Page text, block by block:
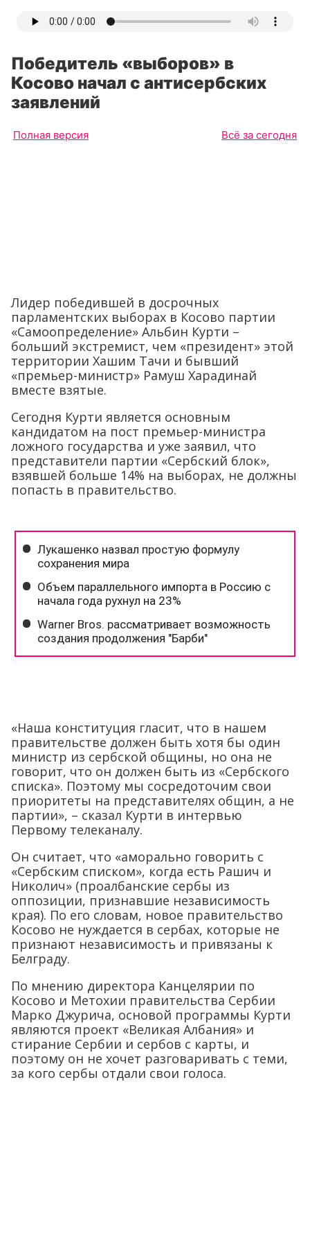
Победитель «выборов» в
Косово начал с антисербских
заявлений
Полная версия Всё за сегодня
Лидер победившей в досрочных
парламентских выборах в Косово партии
«Самоопределение» Альбин Курти –
больший экстремист, чем «президент» этой
территории Хашим Тачи и бывший
«премьер-министр» Рамуш Харадинай
вместе взятые.
Сегодня Курти является основным
кандидатом на пост премьер-министра
ложного государства и уже заявил, что
представители партии «Сербский блок»,
взявшей больше 14% на выборах, не должны
попасть в правительство.
«Наша конституция гласит, что в нашем
правительстве должен быть хотя бы один
министр из сербской общины, но она не
говорит, что он должен быть из «Сербского
списка». Поэтому мы сосредоточим свои
приоритеты на представителях общин, а не
партии», – сказал Курти в интервью
Первому телеканалу.
Он считает, что «аморально говорить с
«Сербским списком», когда есть Рашич и
Николич» (проалбанские сербы из
оппозиции, признавшие независимость
края). По его словам, новое правительство
Косово не нуждается в сербах, которые не
признают независимость и привязаны к
Белграду.
По мнению директора Канцелярии по
Косово и Метохии правительства Сербии
Марко Джурича, основой программы Курти
являются проект «Великая Албания» и
стирание Сербии и сербов с карты, и
поэтому он не хочет разговаривать с теми,
за кого сербы отдали свои голоса.